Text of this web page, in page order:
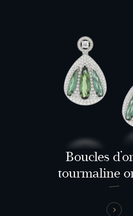
Boucles
tourmaline